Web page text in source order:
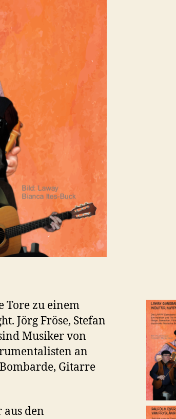
Tore zu einem
Jörg Fröse, Stefan
Musiker von
an
Gitarre
den